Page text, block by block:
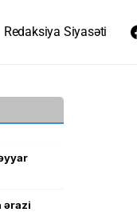
Redaksiya Siyasəti
ərazi